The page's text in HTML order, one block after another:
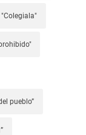
"Colegiala"
pueblo”